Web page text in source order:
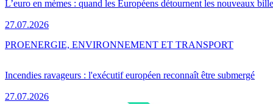
L’euro en mèmes : quand les Européens détournent les nouveaux
27.07.2026
Incendies ravageurs : l'exécutif européen reconnaît être submergé
27.07.2026
PROENERGIE, ENVIRONNEMENT ET TRANSPORT